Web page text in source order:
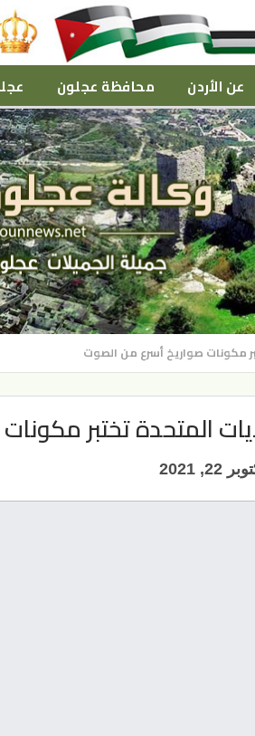
عن الأردن محافظة عجلون
مكونات صواريخ أسرع من الصوت
المتحدة تختبر
22, 2021